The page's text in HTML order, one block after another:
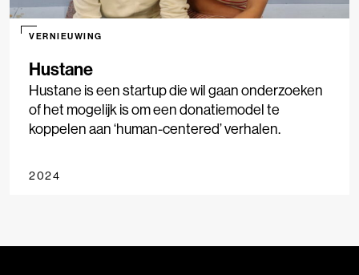
Hustane
VERNIEUWING
Hustane is een startup die wil gaan onderzoeken
of het mogelijk is om een donatiemodel te
koppelen aan ‘human-centered’ verhalen.
2024